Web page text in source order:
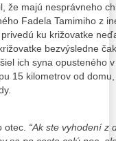
že majú nesprávneho
Fadela Tamimiho z
ku križovatke
bezvýsledne
ich syna opusteného
15 kilometrov od
otec. “Ak ste vyhodení z